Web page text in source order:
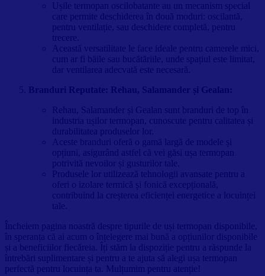
Ușile termopan oscilobatante au un mecanism special
care permite deschiderea în două moduri: oscilantă,
pentru ventilație, sau deschidere completă, pentru
trecere.
Această versatilitate le face ideale pentru camerele mici,
cum ar fi băile sau bucătăriile, unde spațiul este limitat,
dar ventilarea adecvată este necesară.
Branduri Reputate: Rehau, Salamander și Gealan:
Rehau, Salamander și Gealan sunt branduri de top în
industria ușilor termopan, cunoscute pentru calitatea și
durabilitatea produselor lor.
Aceste branduri oferă o gamă largă de modele și
opțiuni, asigurând astfel că vei găsi ușa termopan
potrivită nevoilor și gusturilor tale.
Produsele lor utilizează tehnologii avansate pentru a
oferi o izolare termică și fonică excepțională,
contribuind la creșterea eficienței energetice a locuinței
tale.
Încheiem pagina noastră despre tipurile de uși termopan disponibile,
în speranța că ai acum o înțelegere mai bună a opțiunilor disponibile
și a beneficiilor fiecăreia. Îți stăm la dispoziție pentru a răspunde la
întrebări suplimentare și pentru a te ajuta să alegi ușa termopan
perfectă pentru locuința ta. Mulțumim pentru atenție!